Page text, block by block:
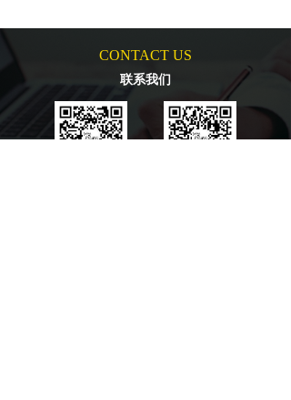
CONTACT US
联系我们